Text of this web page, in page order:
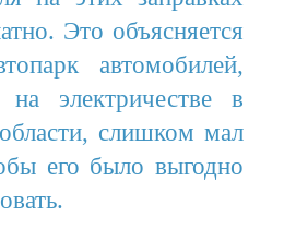
Это объясняется
автомобилей,
электричестве в
слишком мал
его было выгодно